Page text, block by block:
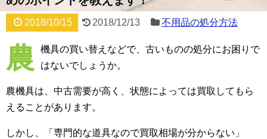
2018/10/15 2018/12/13 不用品の処分方法
農
機具の買い替えなどで、古いものの処分にお困りで
はないでしょうか。
農機具は、中古需要が高く、状態によっては買取してもら
えることがあります。
しかし、「専門的な道具なので買取相場が分からない」